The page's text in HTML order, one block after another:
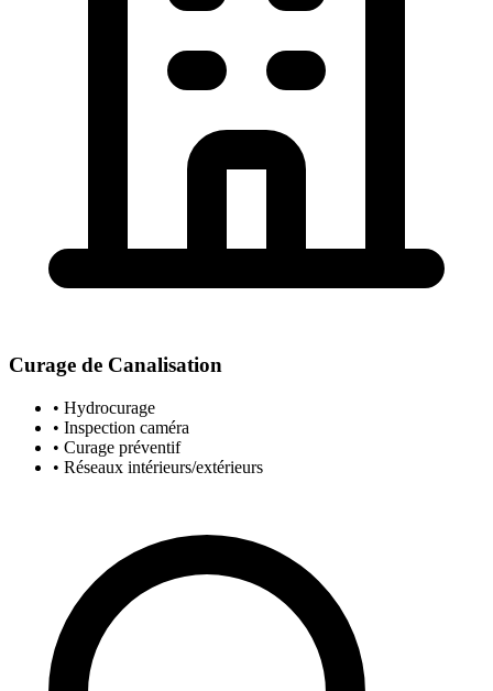
Curage de Canalisation
• Hydrocurage
• Inspection caméra
• Curage préventif
• Réseaux intérieurs/extérieurs